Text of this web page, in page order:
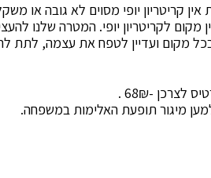
קריטריון יופי מסוים לא גובה או
מאותה נקודה. המטרה להראות שבשנת 2023 אין מקום לקריטריון יופי.
מקום ועדיין לטפח את עצמה, לתת
מיגור תופעת האלימות במשפחה.